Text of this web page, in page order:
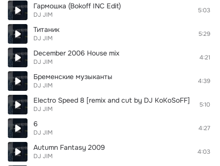
Гармошка (Bokoff INC Edit)
DJ JIM
5:03
Титаник
DJ JIM
5:29
December 2006 House mix
DJ JIM
4:21
Бременские музыканты
DJ JIM
4:39
Electro Speed 8 [remix and cut by DJ KoKoSoFF]
DJ JIM
5:10
6
DJ JIM
4:27
Autumn Fantasy 2009
DJ JIM
4:03